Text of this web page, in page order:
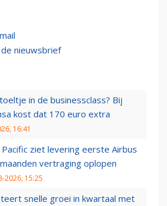
nieuwsbrief
in de businessclass? Bij
kost dat 170 euro extra
16:41
Pacific ziet levering eerste Airbus
vertraging oplopen
2026, 15:25
snelle groei in kwartaal met